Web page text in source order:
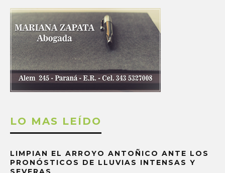
LO MAS LEÍDO
LIMPIAN EL ARROYO ANTOÑICO ANTE LOS
PRONÓSTICOS DE LLUVIAS INTENSAS Y